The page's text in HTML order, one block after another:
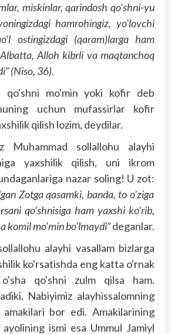
miskinlar, qarindosh qo'shni-yu
hamrohingiz, yo'lovchi
ostingizdagi (qaram)larga ham
Alloh kibrli va maqtanchoq
(Niso, 36).
qo'shni mo'min yoki kofir deb
uchun mufassirlar kofir
qilish lozim, deydilar.
Muhammad sollallohu alayhi
yaxshilik qilish, uni ikrom
nazar soling! U zot:
Zotga qasamki, banda, to o'ziga
qo'shnisiga ham yaxshi ko'rib,
komil mo'min bo'lmaydi”deganlar.
alayhi vasallam bizlarga
ko'rsatishda eng katta o'rnak
qo'shni zulm qilsa ham.
Nabiyimiz alayhissalomning
bor edi. Amakilarining
ismi esa Ummul Jamiyl